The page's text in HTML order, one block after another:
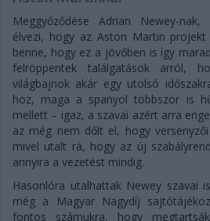
Meggyőződése Adrian Newey-
élvezi, hogy az Aston Martin
benne, hogy ez a jövőben is így
felröppentek találgatások arról,
világbajnok akár egy utolsó
hoz, maga a spanyol többször is
mellett – igaz, a szavai azért arra
az még nem dőlt el, hogy
mivel utalt rá, hogy az új
annyira a vezetést mindig.
Hasonlóra utalhattak Newey szavai
még a Magyar Nagydíj
fontos számukra, hogy